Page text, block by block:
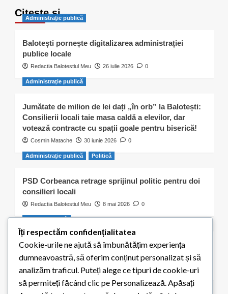
Citește și…
Administraţie publică
Balotești pornește digitalizarea administrației
publice locale
Redactia Balotestiul Meu 26 iulie 2026 0
Administraţie publică
Jumătate de milion de lei dați „în orb” la Balotești:
Consilierii locali taie masa caldă a elevilor, dar
votează contracte cu spații goale pentru biserică!
Cosmin Matache 30 iunie 2026 0
Administraţie publică Politică
PSD Corbeanca retrage sprijinul politic pentru doi
consilieri locali
Redactia Balotestiul Meu 8 mai 2026 0
Activitate civică
S-a ales „praful” de cei 300 de puieți plantați de
elevii școlii din Balotești
Redactia Balotestiul Meu 8 mai 2026
Educaţie
Îți respectăm confidențialitatea
Cookie-urile ne ajută să îmbunătățim experiența
dumneavoastră, să oferim conținut personalizat și să
analizăm traficul. Puteți alege ce tipuri de cookie-uri
să permiteți făcând clic pe Personalizează. Apăsați